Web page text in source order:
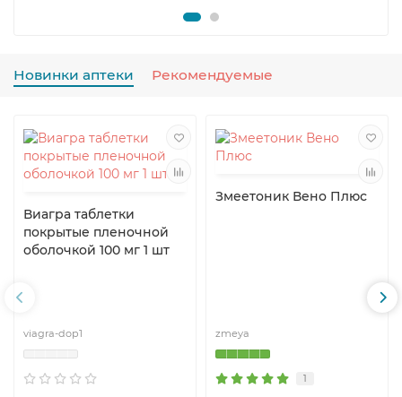
Новинки аптеки Рекомендуемые
Виагра таблетки
покрытые пленочной
оболочкой 100 мг 1 шт
viagra-dop1
Змеетоник Вено Плюс
zmeya